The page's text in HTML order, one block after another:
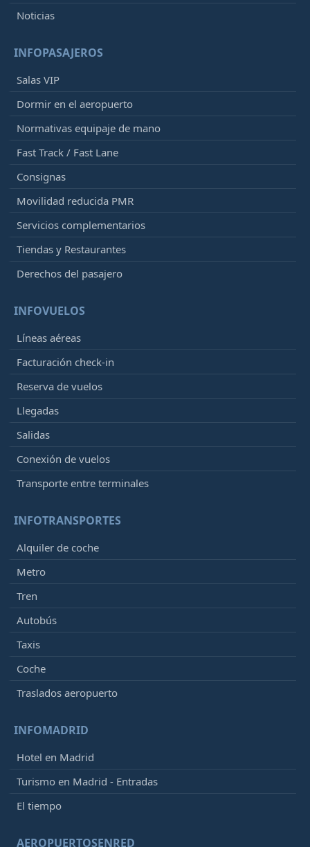
Noticias
INFOPASAJEROS
Salas VIP
Dormir en el aeropuerto
Normativas equipaje de mano
Fast Track / Fast Lane
Consignas
Movilidad reducida PMR
Servicios complementarios
Tiendas y Restaurantes
Derechos del pasajero
INFOVUELOS
Líneas aéreas
Facturación check-in
Reserva de vuelos
Llegadas
Salidas
Conexión de vuelos
Transporte entre terminales
INFOTRANSPORTES
Alquiler de coche
Metro
Tren
Autobús
Taxis
Coche
Traslados aeropuerto
INFOMADRID
Hotel en Madrid
Turismo en Madrid - Entradas
El tiempo
AEROPUERTOSENRED